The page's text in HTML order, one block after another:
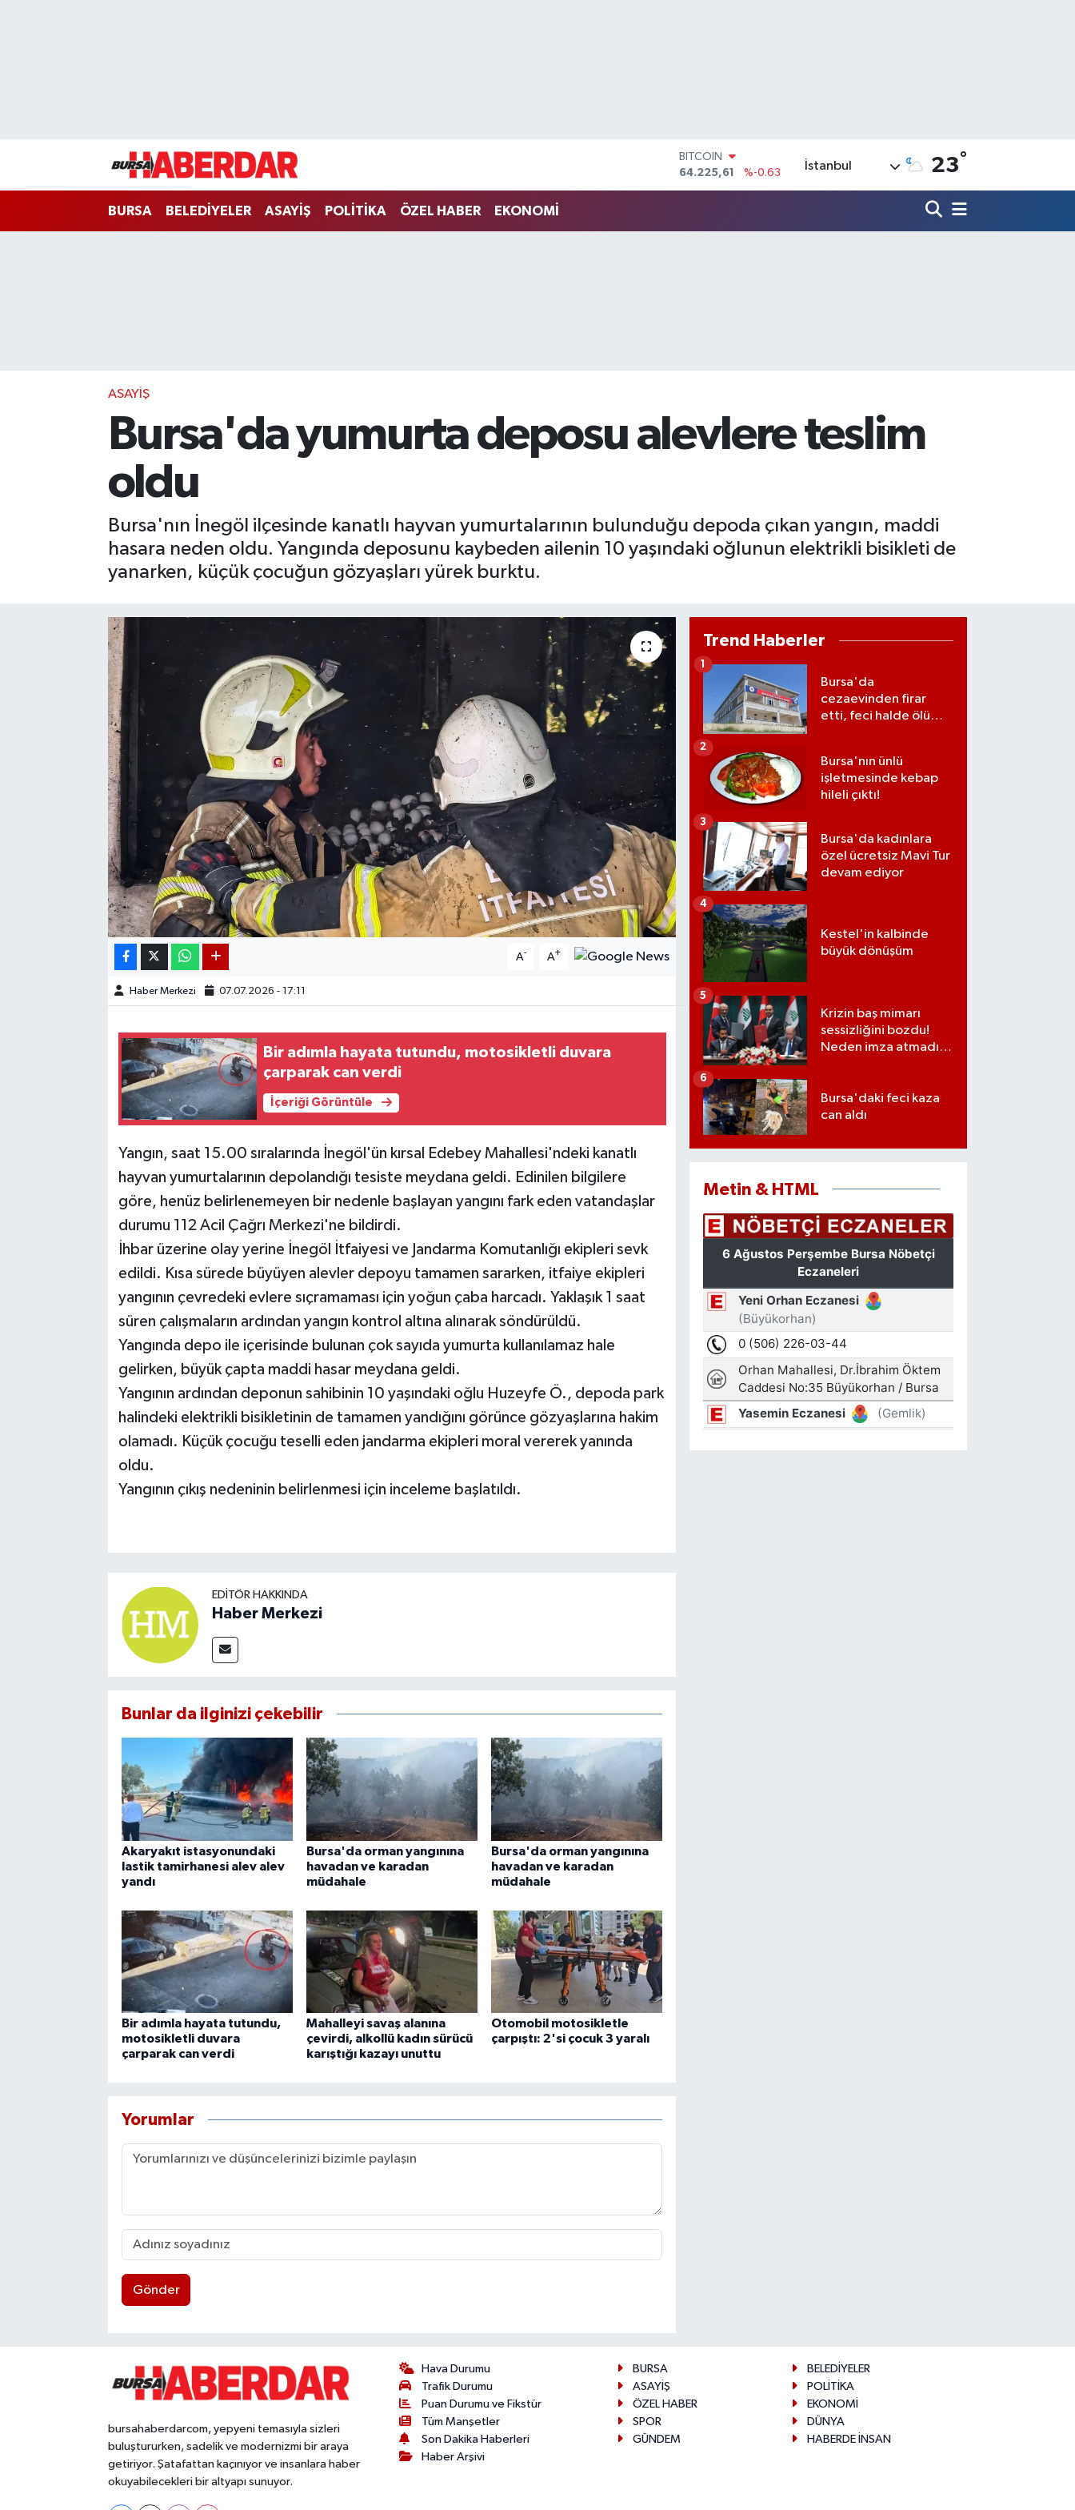
64.225,61
DOLAR
47,7143
%0.16
İstanbul 23°
BURSA BELEDİYELER ASAYİŞ POLİTİKA ÖZEL HABER EKONOMİ
ASAYİŞ
Bursa'da yumurta deposu alevlere teslim
oldu
Bursa'nın İnegöl ilçesinde kanatlı hayvan yumurtalarının bulunduğu depoda çıkan yangın, maddi
hasara neden oldu. Yangında deposunu kaybeden ailenin 10 yaşındaki oğlunun elektrikli bisikleti de
yanarken, küçük çocuğun gözyaşları yürek burktu.
A- A+
Haber Merkezi 07.07.2026 - 17:11
Bir adımla hayata tutundu, motosikletli duvara
çarparak can verdi
İçeriği Görüntüle
Yangın, saat 15.00 sıralarında İnegöl'ün kırsal Edebey Mahallesi'ndeki kanatlı
hayvan yumurtalarının depolandığı tesiste meydana geldi. Edinilen bilgilere
göre, henüz belirlenemeyen bir nedenle başlayan yangını fark eden vatandaşlar
durumu 112 Acil Çağrı Merkezi'ne bildirdi.
İhbar üzerine olay yerine İnegöl İtfaiyesi ve Jandarma Komutanlığı ekipleri sevk
edildi. Kısa sürede büyüyen alevler depoyu tamamen sararken, itfaiye ekipleri
yangının çevredeki evlere sıçramaması için yoğun çaba harcadı. Yaklaşık 1 saat
süren çalışmaların ardından yangın kontrol altına alınarak söndürüldü.
Yangında depo ile içerisinde bulunan çok sayıda yumurta kullanılamaz hale
gelirken, büyük çapta maddi hasar meydana geldi.
Yangının ardından deponun sahibinin 10 yaşındaki oğlu Huzeyfe Ö., depoda park
halindeki elektrikli bisikletinin de tamamen yandığını görünce gözyaşlarına hakim
olamadı. Küçük çocuğu teselli eden jandarma ekipleri moral vererek yanında
oldu.
Yangının çıkış nedeninin belirlenmesi için inceleme başlatıldı.
EDITÖR HAKKINDA
Haber Merkezi
Bunlar da ilginizi çekebilir
Akaryakıt istasyonundaki
lastik tamirhanesi alev alev
yandı
Bursa'da orman yangınına
havadan ve karadan
müdahale
Bursa'da orman yangınına
havadan ve karadan
müdahale
Bir adımla hayata tutundu,
motosikletli duvara
çarparak can verdi
Mahalleyi savaş alanına
çevirdi, alkollü kadın sürücü
karıştığı kazayı unuttu
Otomobil motosikletle
çarpıştı: 2'si çocuk 3 yaralı
Yorumlar
Gönder
Trend Haberler
Bursa'da
cezaevinden firar
etti, feci halde ölü
1
Bursa'nın ünlü
işletmesinde kebap
hileli çıktı!
2
Bursa'da kadınlara
özel ücretsiz Mavi Tur
devam ediyor
3
Kestel'in kalbinde
büyük dönüşüm
4
Krizin baş mimarı
sessizliğini bozdu!
Neden imza atmadığı
5
Bursa'daki feci kaza
can aldı
6
Metin & HTML
bursahaberdarcom, yepyeni temasıyla sizleri
buluştururken, sadelik ve modernizmi bir araya
getiriyor. Şatafattan kaçınıyor ve insanlara haber
okuyabilecekleri bir altyapı sunuyor.
Hava Durumu
Trafik Durumu
Puan Durumu ve Fikstür
Tüm Manşetler
Son Dakika Haberleri
Haber Arşivi
BURSA
BELEDİYELER
ASAYİŞ
POLİTİKA
ÖZEL HABER
EKONOMİ
SPOR
DÜNYA
GÜNDEM
HABERDE İNSAN
Tüm Manşetler